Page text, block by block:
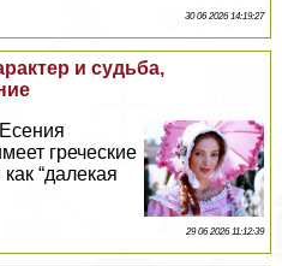
30 06 2026 14:19:27
и судьба,
греческие
“далекая
29 06 2026 11:12:39